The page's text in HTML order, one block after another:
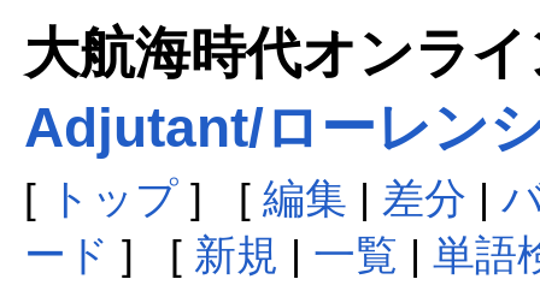
大航海時代オンラ
Adjutant/ローレン
[ トップ] [ 編集 | 差分 |
ード ] [ 新規 | 一覧 | 単語